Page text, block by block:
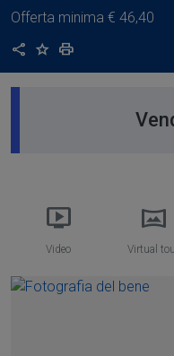
Offerta minima € 46,40
CondividiAggiungi ai preferiti
Stampa
Video Virtual